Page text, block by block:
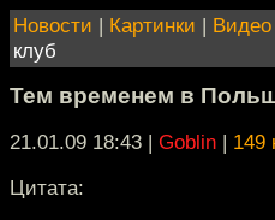
Новости | Картинки | Видео
клуб
Тем временем в
21.01.09 18:43 | Goblin | 149
Цитата: